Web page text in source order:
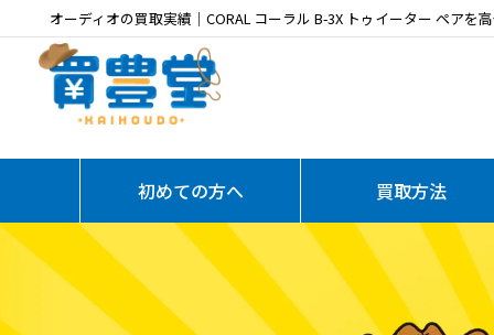
オーディオの買取実績｜CORAL コーラル B-3X トゥイーター ペアを
初めての方へ 買取方法